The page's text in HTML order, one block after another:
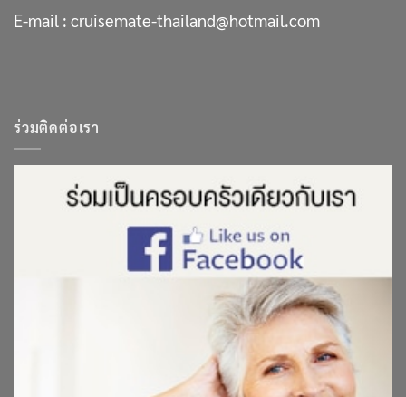
E-mail : cruisemate-thailand@hotmail.com
ร่วมติดต่อเรา